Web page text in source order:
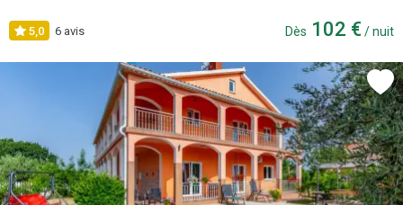
5,0 6 avis Dès 102 € / nuit